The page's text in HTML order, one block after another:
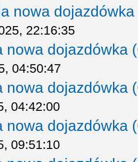
nowa
22:16:35
nowa dojazdówka
04:50:47
nowa dojazdówka
04:42:00
nowa dojazdówka
09:51:10